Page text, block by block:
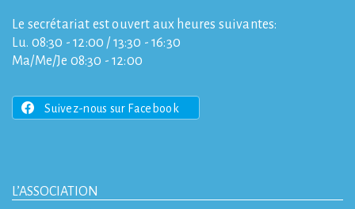
Le secrétariat est ouvert aux heures suivantes:
Lu. 08:30 - 12:00 / 13:30 - 16:30
Ma/Me/Je 08:30 - 12:00
Suivez-nous sur Facebook
L’ASSOCIATION